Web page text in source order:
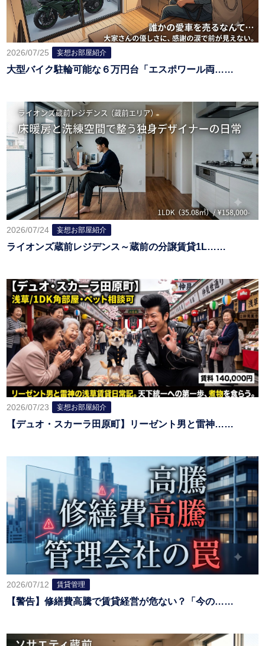
2026/07/25 妄想お部屋紹介
大型バイク駐輪可能な６万円台「エスポワール両……
2026/07/24 妄想お部屋紹介
ライオンズ蔵前レジデンス～蔵前の分譲賃貸1L……
2026/07/23 妄想お部屋紹介
【デュオ・スカーラ田原町】リーゼント男と雷神……
2026/07/12 賃貸管理
【警告】修繕費高騰で賃貸経営が危ない？「今の……